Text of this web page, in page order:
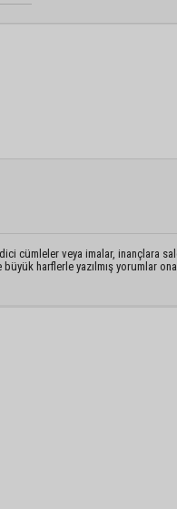
cümleler veya imalar, inançlara
harflerle yazılmış yorumlar